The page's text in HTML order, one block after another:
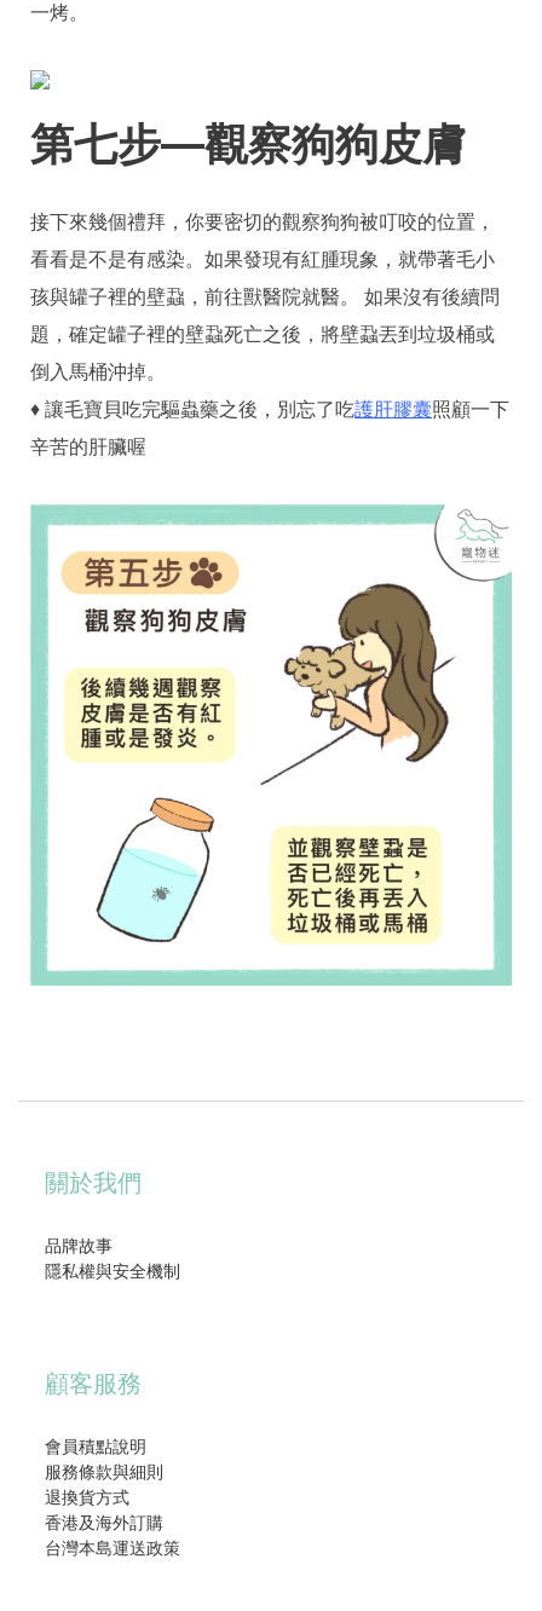
一烤。
第七步—觀察狗狗皮膚
接下來幾個禮拜，你要密切的觀察狗狗被叮咬的位置，
看看是不是有感染。如果發現有紅腫現象，就帶著毛小
孩與罐子裡的壁蝨，前往獸醫院就醫。 如果沒有後續問
題，確定罐子裡的壁蝨死亡之後，將壁蝨丟到垃圾桶或
倒入馬桶沖掉。
♦ 讓毛寶貝吃完驅蟲藥之後，別忘了吃護肝膠囊照顧一下
辛苦的肝臟喔
關於我們
品牌故事
隱私權與安全機制
顧客服務
會員積點說明
服務條款與細則
退換貨方式
香港及海外訂購
台灣本島運送政策